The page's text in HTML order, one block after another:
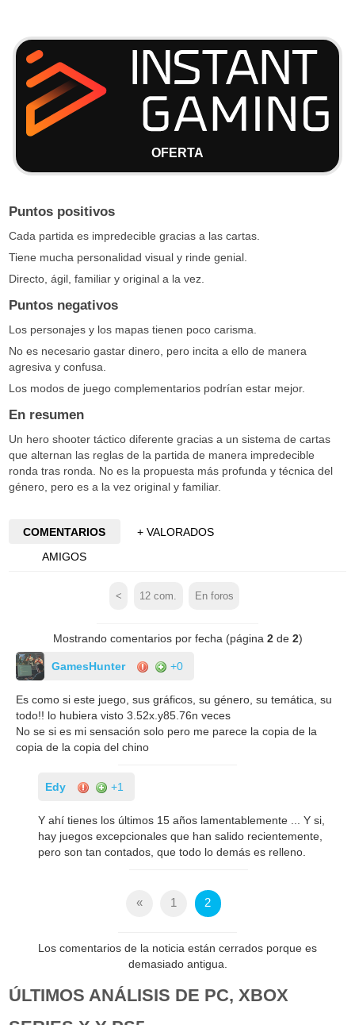
OFERTA
Puntos positivos
Cada partida es impredecible gracias a las cartas.
Tiene mucha personalidad visual y rinde genial.
Directo, ágil, familiar y original a la vez.
Puntos negativos
Los personajes y los mapas tienen poco carisma.
No es necesario gastar dinero, pero incita a ello de manera
agresiva y confusa.
Los modos de juego complementarios podrían estar mejor.
En resumen
Un hero shooter táctico diferente gracias a un sistema de cartas
que alternan las reglas de la partida de manera impredecible
ronda tras ronda. No es la propuesta más profunda y técnica del
género, pero es a la vez original y familiar.
COMENTARIOS
+ VALORADOS
AMIGOS
< 12 com. En foros
Mostrando comentarios por fecha (página 2de 2)
GamesHunter +0
Es como si este juego, sus gráficos, su género, su temática, su
todo!! lo hubiera visto 3.52x.y85.76n veces
No se si es mi sensación solo pero me parece la copia de la
copia de la copia del chino
Edy +1
Y ahí tienes los últimos 15 años lamentablemente ... Y si,
hay juegos excepcionales que han salido recientemente,
pero son tan contados, que todo lo demás es relleno.
« 1 2
Los comentarios de la noticia están cerrados porque es
demasiado antigua.
ÚLTIMOS ANÁLISIS DE PC, XBOX